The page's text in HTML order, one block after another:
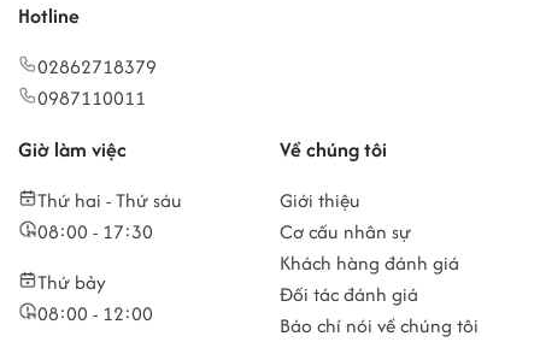
Hotline
02862718379
0987110011
Giờ làm việc
Thứ hai - Thứ sáu
08:00 - 17:30
Thứ bảy
08:00 - 12:00
Về chúng tôi
Giới thiệu
Cơ cấu nhân sự
Khách hàng đánh giá
Đối tác đánh giá
Báo chí nói về chúng tôi